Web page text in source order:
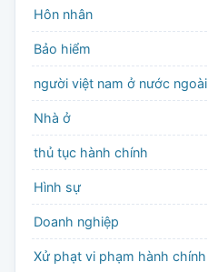
Hôn nhân
Bảo hiểm
người việt nam ở nước ngoài
Nhà ở
thủ tục hành chính
Hình sự
Doanh nghiệp
Xử phạt vi phạm hành chính